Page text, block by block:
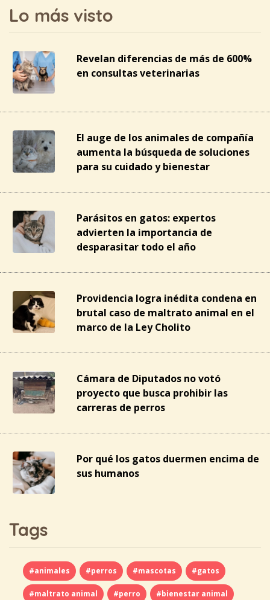
Lo más visto
Revelan diferencias de más de 600%
en consultas veterinarias
El auge de los animales de compañía
aumenta la búsqueda de soluciones
para su cuidado y bienestar
Parásitos en gatos: expertos
advierten la importancia de
desparasitar todo el año
Providencia logra inédita condena en
brutal caso de maltrato animal en el
marco de la Ley Cholito
Cámara de Diputados no votó
proyecto que busca prohibir las
carreras de perros
Por qué los gatos duermen encima de
sus humanos
Tags
#animales #perros #mascotas #gatos
#maltrato animal #perro #bienestar animal